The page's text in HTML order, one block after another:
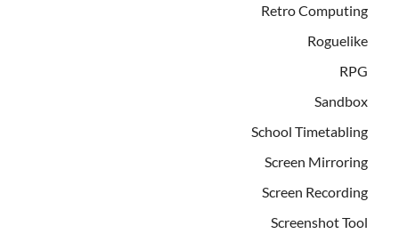
Retro Computing
Roguelike
RPG
Sandbox
School Timetabling
Screen Mirroring
Screen Recording
Screenshot Tool